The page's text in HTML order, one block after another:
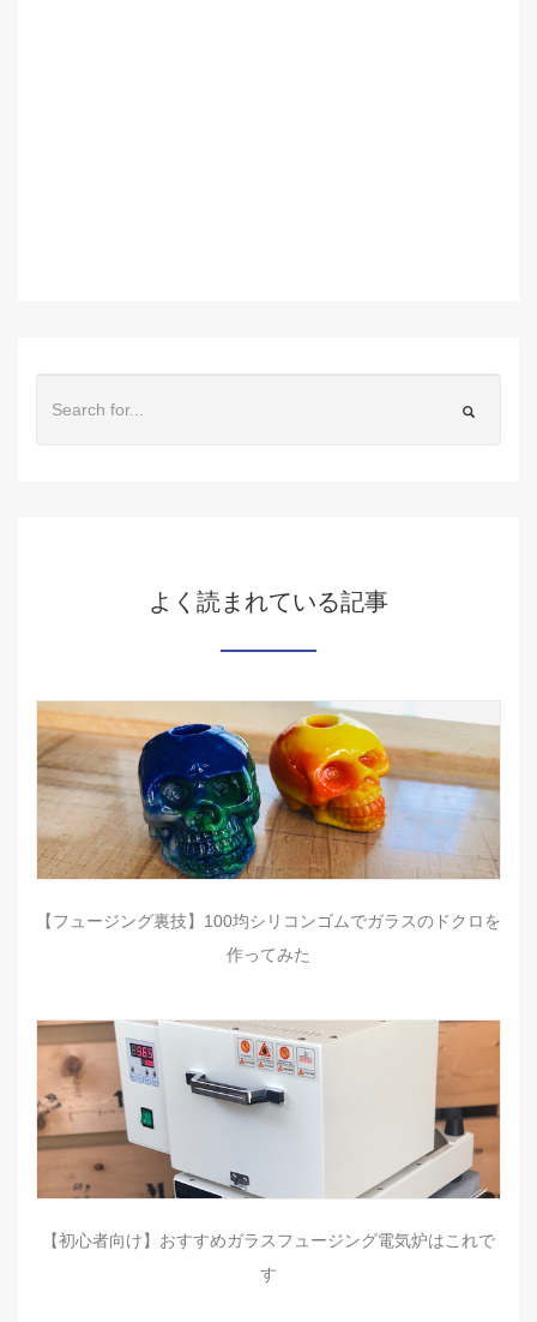
よく読まれている記事
【フュージング裏技】100均シリコンゴムでガラスのドクロを
作ってみた
【初心者向け】おすすめガラスフュージング電気炉はこれで
す